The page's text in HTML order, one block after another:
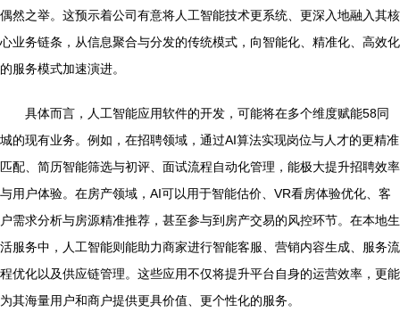
偶然之举。这预示着公司有意将人工智能技术更系统、更深入地融入其核
心业务链条，从信息聚合与分发的传统模式，向智能化、精准化、高效化
的服务模式加速演进。
具体而言，人工智能应用软件的开发，可能将在多个维度赋能58同
城的现有业务。例如，在招聘领域，通过AI算法实现岗位与人才的更精准
匹配、简历智能筛选与初评、面试流程自动化管理，能极大提升招聘效率
与用户体验。在房产领域，AI可以用于智能估价、VR看房体验优化、客
户需求分析与房源精准推荐，甚至参与到房产交易的风控环节。在本地生
活服务中，人工智能则能助力商家进行智能客服、营销内容生成、服务流
程优化以及供应链管理。这些应用不仅将提升平台自身的运营效率，更能
为其海量用户和商户提供更具价值、更个性化的服务。